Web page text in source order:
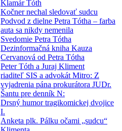
Klamár Tóth
Kočner nechal sledovať sudcu
Podvod z dielne Petra Tótha – farba
auta sa nikdy nemenila
Svedomie Petra Tótha
Dezinformačná kniha Kauza
Cervanová od Petra Tótha
Peter Tóth a Juraj Kliment
riaditeľ SIS a advokát Mitro: Z
vyjadrenia pána prokurátora JUDr.
Šantu pre denník N:
Drsný humor tragikomickej dvojice
I.
Anketa plk. Pálku očami „sudcu“